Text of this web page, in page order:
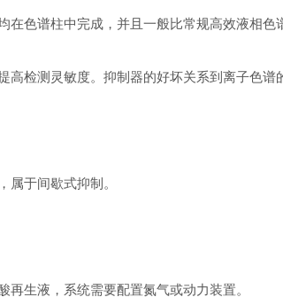
谱柱中完成，并且一般比常规高效液相色
测灵敏度。抑制器的好坏关系到离子色谱
于间歇式抑制。
生液，系统需要配置氮气或动力装置。